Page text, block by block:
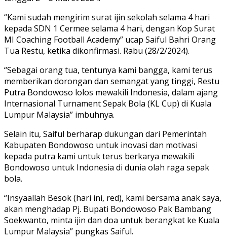
“Kami sudah mengirim surat ijin sekolah selama 4 hari
kepada SDN 1 Cermee selama 4 hari, dengan Kop Surat
MI Coaching Football Academy” ucap Saiful Bahri Orang
Tua Restu, ketika dikonfirmasi. Rabu (28/2/2024).
“Sebagai orang tua, tentunya kami bangga, kami terus
memberikan dorongan dan semangat yang tinggi, Restu
Putra Bondowoso lolos mewakili Indonesia, dalam ajang
Internasional Turnament Sepak Bola (KL Cup) di Kuala
Lumpur Malaysia” imbuhnya.
Selain itu, Saiful berharap dukungan dari Pemerintah
Kabupaten Bondowoso untuk inovasi dan motivasi
kepada putra kami untuk terus berkarya mewakili
Bondowoso untuk Indonesia di dunia olah raga sepak
bola.
“Insyaallah Besok (hari ini, red), kami bersama anak saya,
akan menghadap Pj. Bupati Bondowoso Pak Bambang
Soekwanto, minta ijin dan doa untuk berangkat ke Kuala
Lumpur Malaysia” pungkas Saiful.